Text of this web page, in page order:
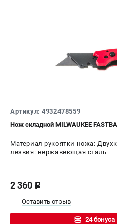
Артикул: 4932478559
Нож складной MILWAUKEE
Материал рукоятки ножа:
лезвия: нержавеющая сталь
2 360 c
Оставить отзыв
24 бонуса